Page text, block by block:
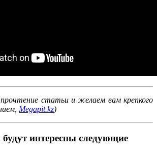
прочтение статьи и желаем вам крепкого
Megapit.kz)
интересны следующие